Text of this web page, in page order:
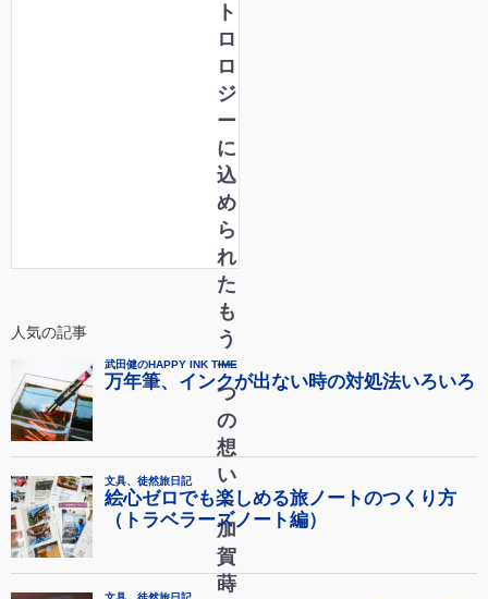
ト
ロ
ロ
ジ
ー
に
込
め
ら
れ
た
も
う
一
つ
の
想
い
～
加
賀
蒔
人気の記事